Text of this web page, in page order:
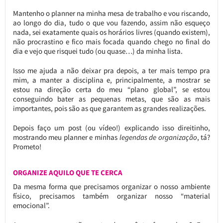
Mantenho o planner na minha mesa de trabalho e vou riscando,
ao longo do dia, tudo o que vou fazendo, assim não esqueço
nada, sei exatamente quais os horários livres (quando existem),
não procrastino e fico mais focada quando chego no final do
dia e vejo que risquei tudo (ou quase…) da minha lista.
Isso me ajuda a não deixar pra depois, a ter mais tempo pra
mim, a manter a disciplina e, principalmente, a mostrar se
estou na direção certa do meu “plano global”, se estou
conseguindo bater as pequenas metas, que são as mais
importantes, pois são as que garantem as grandes realizações.
Depois faço um post (ou vídeo!) explicando isso direitinho,
mostrando meu planner e minhas legendas de organização, tá?
Prometo!
ORGANIZE AQUILO QUE TE CERCA
Da mesma forma que precisamos organizar o nosso ambiente
físico, precisamos também organizar nosso “material
emocional”.